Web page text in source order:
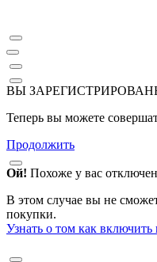
ВЫ
Теперь вы можете
Продолжить
Ой! Похоже у вас
В этом случае вы не
покупки.
Узнать о том как